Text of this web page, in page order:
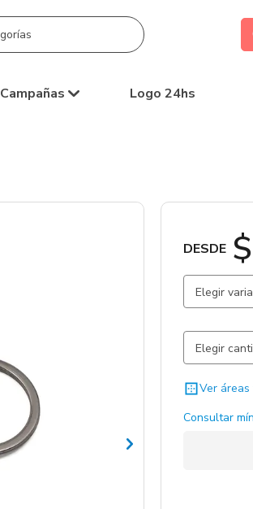
Campañas Logo 24hs
DESDE
Elegir
Negro /
Ver
Consultar